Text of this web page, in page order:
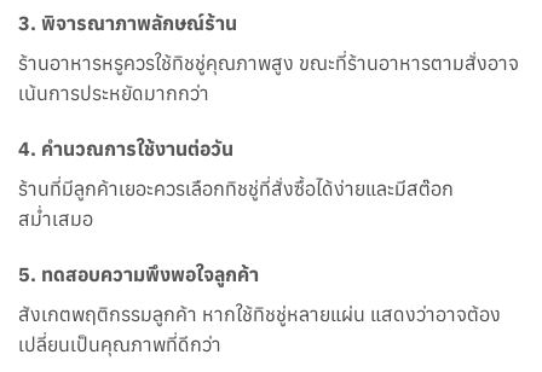
3. พิจารณาภาพลักษณ์ร้าน
ร้านอาหารหรูควรใช้ทิชชู่คุณภาพสูง ขณะที่ร้านอาหารตามสั่งอาจ
เน้นการประหยัดมากกว่า
4. คำนวณการใช้งานต่อวัน
ร้านที่มีลูกค้าเยอะควรเลือกทิชชู่ที่สั่งซื้อได้ง่ายและมีสต๊อก
สม่ำเสมอ
5. ทดสอบความพึงพอใจลูกค้า
สังเกตพฤติกรรมลูกค้า หากใช้ทิชชู่หลายแผ่น แสดงว่าอาจต้อง
เปลี่ยนเป็นคุณภาพที่ดีกว่า